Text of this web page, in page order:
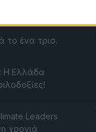
σε δημόσια
το ένα τρισ.
Η Ελλάδα
Leaders
χρονιά